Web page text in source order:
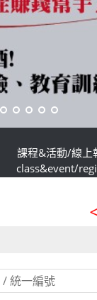
課程&活動/線上
class&event/
<